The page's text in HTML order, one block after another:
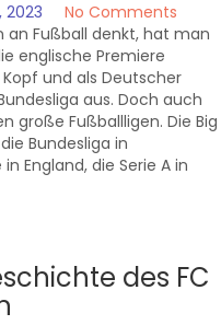
2023
No Comments
an Fußball denkt, hat man
englische Premiere
und als Deutscher
aus. Doch auch
große Fußballligen. Die Big
Bundesliga in
England, die Serie A in
des FC